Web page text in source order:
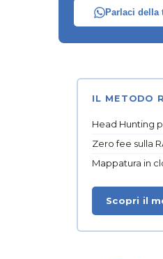
Parlaci della
IL METODO
Head Hunting
Zero fee sulla
Mappatura in
Scopri il